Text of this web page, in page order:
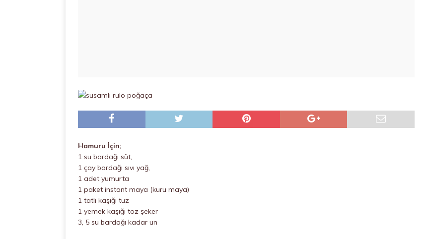
Hamuru İçin;
1 su bardağı süt,
1 çay bardağı sıvı yağ,
1 adet yumurta
1 paket instant maya (kuru maya)
1 tatlı kaşığı tuz
1 yemek kaşığı toz şeker
3, 5 su bardağı kadar un